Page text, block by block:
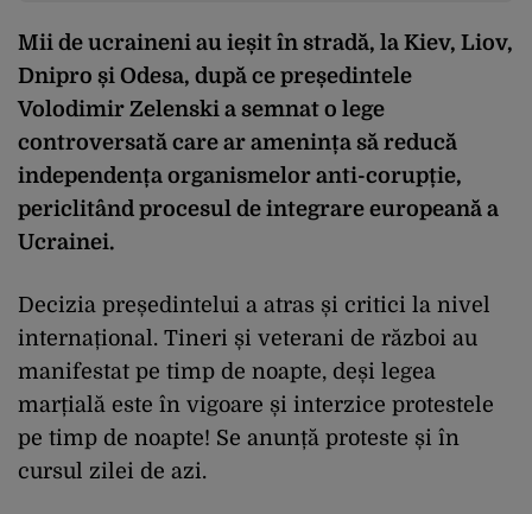
Mii de ucraineni au ieșit în stradă, la Kiev, Liov,
Dnipro și Odesa, după ce președintele
Volodimir Zelenski a semnat o lege
controversată care ar amenința să reducă
independența organismelor anti-corupție,
periclitând procesul de integrare europeană a
Ucrainei.
Decizia președintelui a atras și critici la nivel
internațional. Tineri și veterani de război au
manifestat pe timp de noapte, deși legea
marțială este în vigoare și interzice protestele
pe timp de noapte! Se anunță proteste și în
cursul zilei de azi.